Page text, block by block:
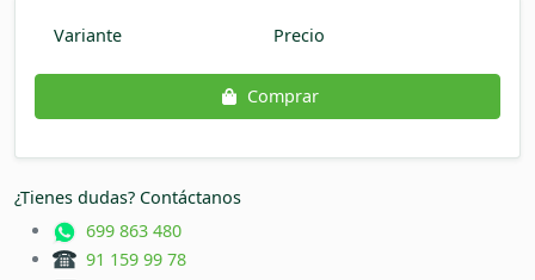
Variante Precio
Comprar
¿Tienes dudas? Contáctanos
699 863 480
91 159 99 78